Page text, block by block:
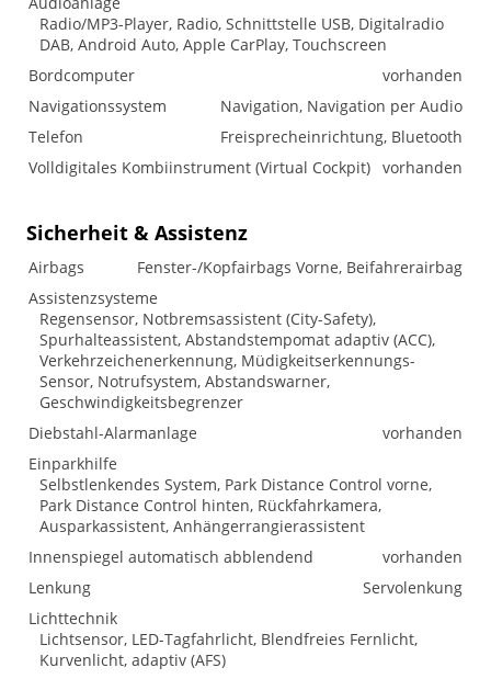
Radio/MP3-Player, Radio, Schnittstelle USB, Digitalradio
DAB, Android Auto, Apple CarPlay, Touchscreen
Bordcomputer
vorhanden
Navigationssystem
Navigation, Navigation per Audio
Telefon
Freisprecheinrichtung, Bluetooth
Volldigitales Kombiinstrument (Virtual Cockpit) vorhanden
Sicherheit & Assistenz
Airbags
Fenster-/Kopfairbags Vorne, Beifahrerairbag
Assistenzsysteme
Regensensor, Notbremsassistent (City-Safety),
Spurhalteassistent, Abstandstempomat adaptiv (ACC),
Verkehrzeichenerkennung, Müdigkeitserkennungs-
Sensor, Notrufsystem, Abstandswarner,
Geschwindigkeitsbegrenzer
Diebstahl-Alarmanlage
vorhanden
Einparkhilfe
Selbstlenkendes System, Park Distance Control vorne,
Park Distance Control hinten, Rückfahrkamera,
Ausparkassistent, Anhängerrangierassistent
Innenspiegel automatisch abblendend
vorhanden
Lenkung
Servolenkung
Lichttechnik
Lichtsensor, LED-Tagfahrlicht, Blendfreies Fernlicht,
Kurvenlicht, adaptiv (AFS)